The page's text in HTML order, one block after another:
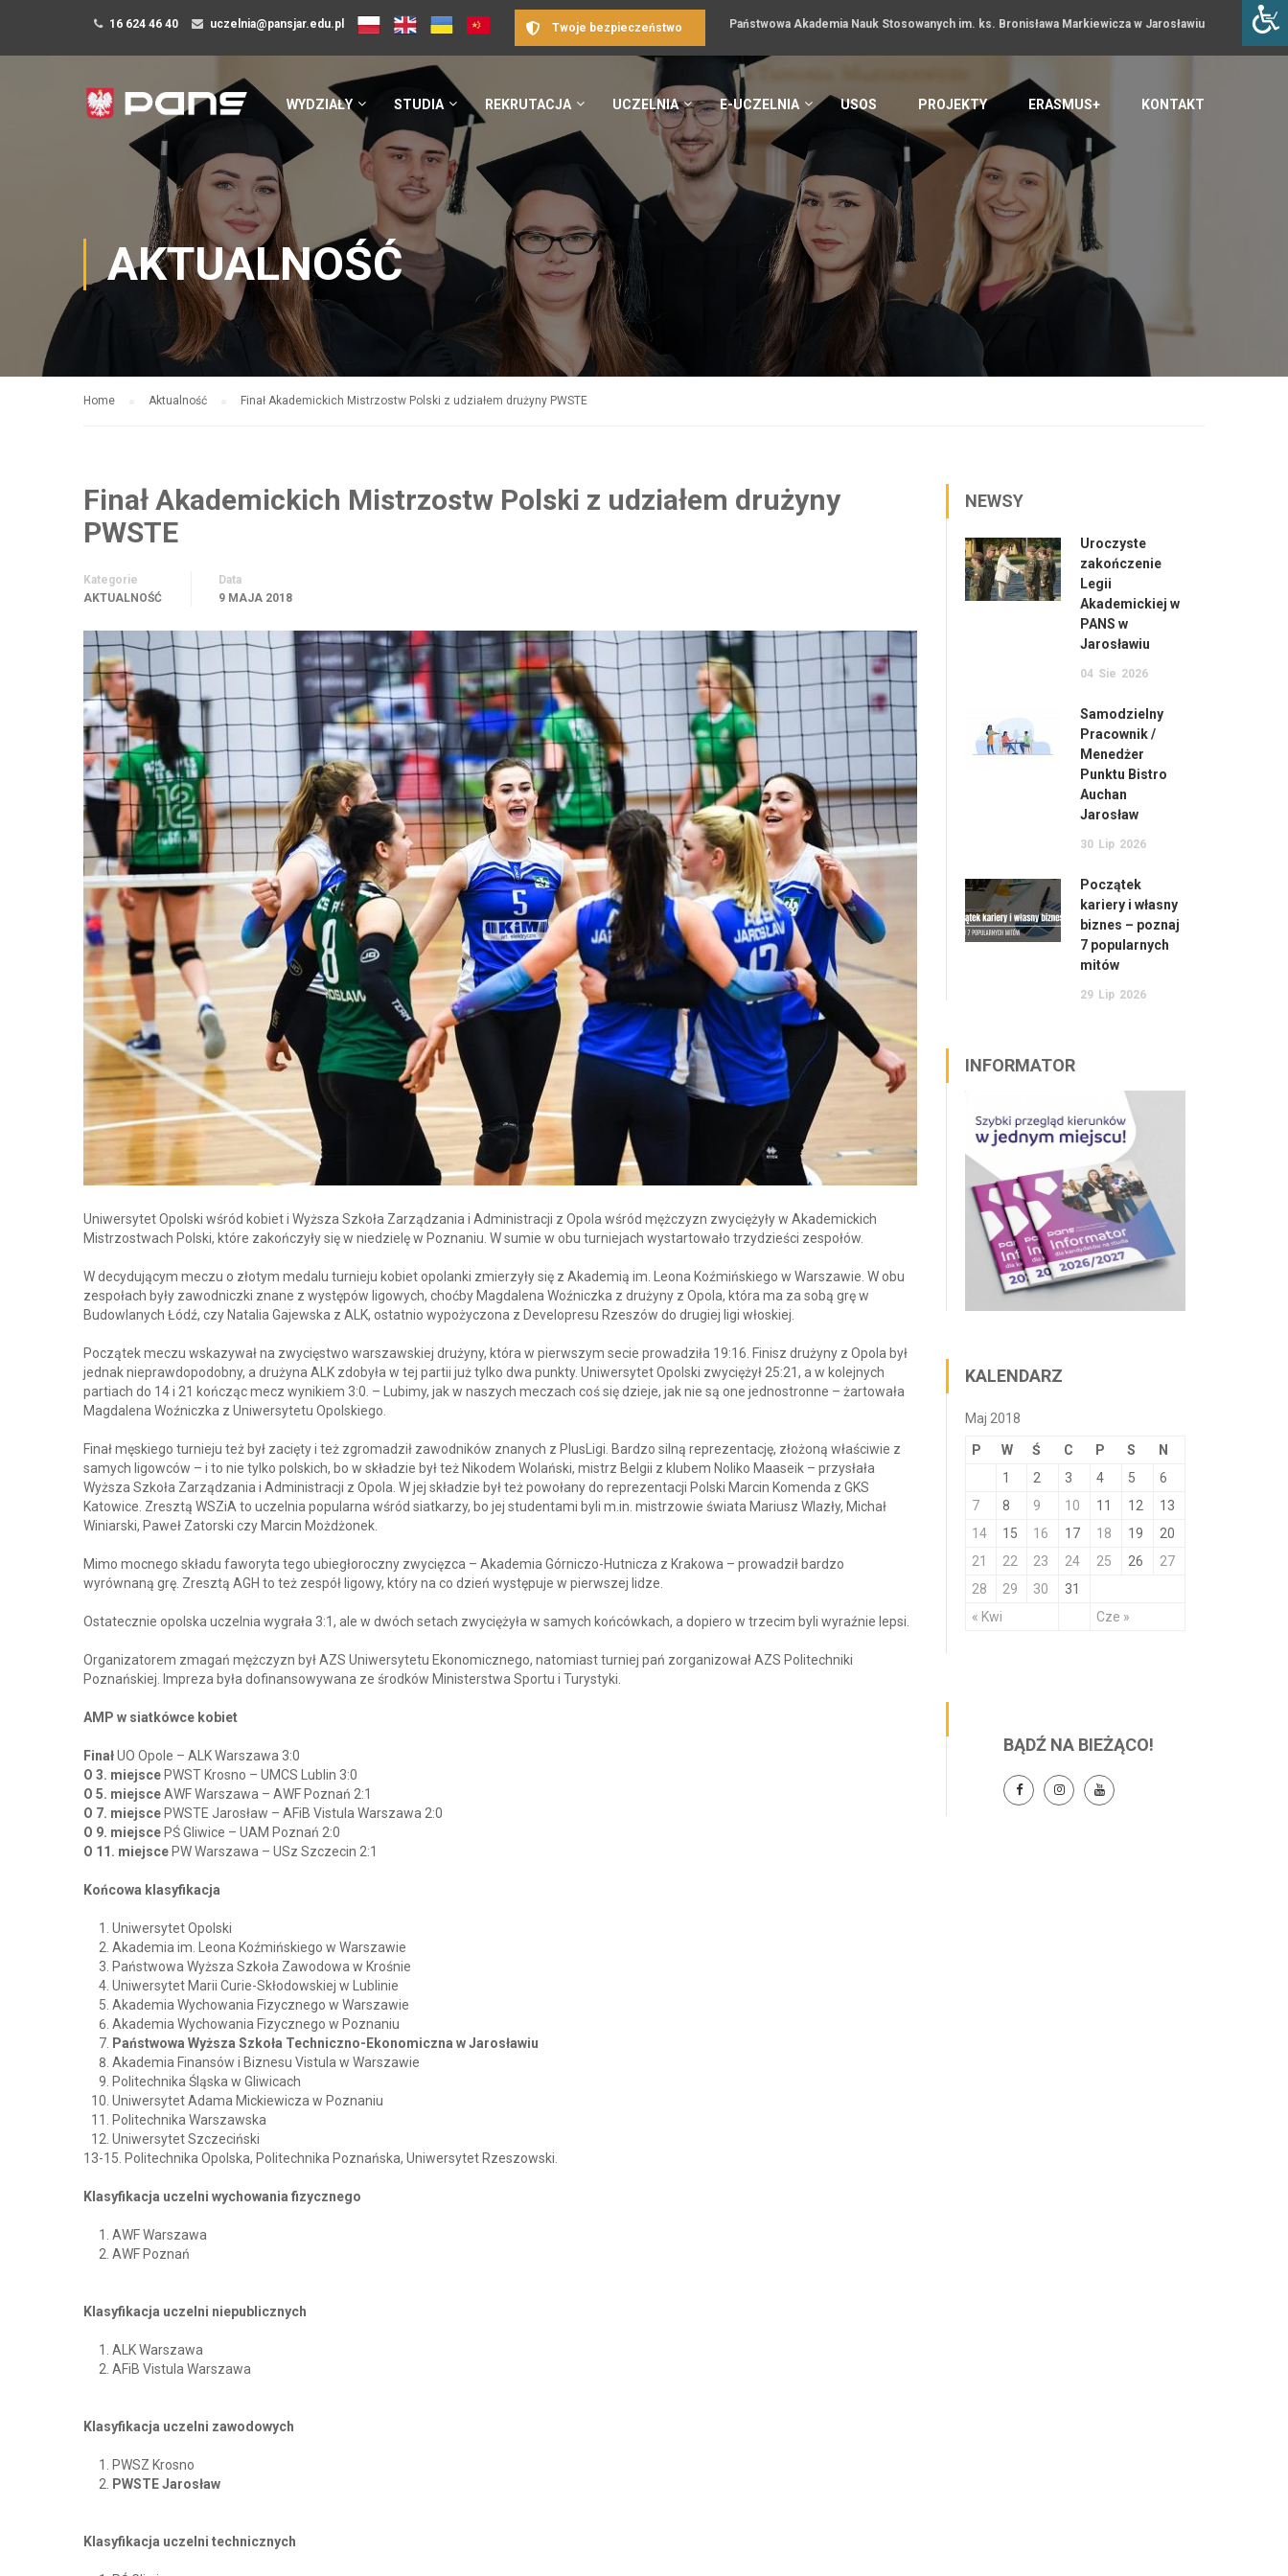
16 624 46 40 uczelnia@pansjar.edu.pl Państwowa Akademia Nauk Stosowanych im. ks. Bronisława Markiewicza w Jarosławiu
Twoje bezpieczeństwo
WYDZIAŁY STUDIA REKRUTACJA UCZELNIA E-UCZELNIA USOS PROJEKTY ERASMUS+ KONTAKT
AKTUALNOŚĆ
Home Aktualność Finał Akademickich Mistrzostw Polski z udziałem drużyny PWSTE
Finał Akademickich Mistrzostw Polski z udziałem drużyny
PWSTE
Kategorie
AKTUALNOŚĆ
Data
9 MAJA 2018
Uniwersytet Opolski wśród kobiet i Wyższa Szkoła Zarządzania i Administracji z Opola wśród mężczyzn zwyciężyły w Akademickich
Mistrzostwach Polski, które zakończyły się w niedzielę w Poznaniu. W sumie w obu turniejach wystartowało trzydzieści zespołów.
W decydującym meczu o złotym medalu turnieju kobiet opolanki zmierzyły się z Akademią im. Leona Koźmińskiego w Warszawie. W obu
zespołach były zawodniczki znane z występów ligowych, choćby Magdalena Woźniczka z drużyny z Opola, która ma za sobą grę w
Budowlanych Łódź, czy Natalia Gajewska z ALK, ostatnio wypożyczona z Developresu Rzeszów do drugiej ligi włoskiej.
Początek meczu wskazywał na zwycięstwo warszawskiej drużyny, która w pierwszym secie prowadziła 19:16. Finisz drużyny z Opola był
jednak nieprawdopodobny, a drużyna ALK zdobyła w tej partii już tylko dwa punkty. Uniwersytet Opolski zwyciężył 25:21, a w kolejnych
partiach do 14 i 21 kończąc mecz wynikiem 3:0. – Lubimy, jak w naszych meczach coś się dzieje, jak nie są one jednostronne – żartowała
Magdalena Woźniczka z Uniwersytetu Opolskiego.
Finał męskiego turnieju też był zacięty i też zgromadził zawodników znanych z PlusLigi. Bardzo silną reprezentację, złożoną właściwie z
samych ligowców – i to nie tylko polskich, bo w składzie był też Nikodem Wolański, mistrz Belgii z klubem Noliko Maaseik – przysłała
Wyższa Szkoła Zarządzania i Administracji z Opola. W jej składzie był też powołany do reprezentacji Polski Marcin Komenda z GKS
Katowice. Zresztą WSZiA to uczelnia popularna wśród siatkarzy, bo jej studentami byli m.in. mistrzowie świata Mariusz Wlazły, Michał
Winiarski, Paweł Zatorski czy Marcin Możdżonek.
Mimo mocnego składu faworyta tego ubiegłoroczny zwycięzca – Akademia Górniczo-Hutnicza z Krakowa – prowadził bardzo
wyrównaną grę. Zresztą AGH to też zespół ligowy, który na co dzień występuje w pierwszej lidze.
Ostatecznie opolska uczelnia wygrała 3:1, ale w dwóch setach zwyciężyła w samych końcówkach, a dopiero w trzecim byli wyraźnie lepsi.
Organizatorem zmagań mężczyzn był AZS Uniwersytetu Ekonomicznego, natomiast turniej pań zorganizował AZS Politechniki
Poznańskiej. Impreza była dofinansowywana ze środków Ministerstwa Sportu i Turystyki.
AMP w siatkówce kobiet
FinałUO Opole – ALK Warszawa 3:0
O 3. miejsce PWST Krosno – UMCS Lublin 3:0
O 5. miejsceAWF Warszawa – AWF Poznań 2:1
O 7. miejsce PWSTE Jarosław – AFiB Vistula Warszawa 2:0
O 9. miejsce PŚ Gliwice – UAM Poznań 2:0
O 11. miejsce PW Warszawa – USz Szczecin 2:1
Końcowa klasyfikacja
Uniwersytet Opolski
Akademia im. Leona Koźmińskiego w Warszawie
Państwowa Wyższa Szkoła Zawodowa w Krośnie
Uniwersytet Marii Curie-Skłodowskiej w Lublinie
Akademia Wychowania Fizycznego w Warszawie
Akademia Wychowania Fizycznego w Poznaniu
Państwowa Wyższa Szkoła Techniczno-Ekonomiczna w Jarosławiu
Akademia Finansów i Biznesu Vistula w Warszawie
Politechnika Śląska w Gliwicach
Uniwersytet Adama Mickiewicza w Poznaniu
Politechnika Warszawska
Uniwersytet Szczeciński
13-15. Politechnika Opolska, Politechnika Poznańska, Uniwersytet Rzeszowski.
Klasyfikacja uczelni wychowania fizycznego
AWF Warszawa
AWF Poznań
Klasyfikacja uczelni niepublicznych
ALK Warszawa
AFiB Vistula Warszawa
Klasyfikacja uczelni zawodowych
PWSZ Krosno
PWSTE Jarosław
Klasyfikacja uczelni technicznych
NEWSY
Uroczyste
zakończenie
Legii
Akademickiej w
PANS w
Jarosławiu
04 Sie 2026
Samodzielny
Pracownik /
Menedżer
Punktu Bistro
Auchan
Jarosław
30 Lip 2026
Początek
kariery i własny
biznes – poznaj
7 popularnych
mitów
29 Lip 2026
INFORMATOR
KALENDARZ
Maj 2018
P W Ś C P S N
« Kwi Cze »
1 2 3 4 5
6
7
8 9 10 11 12
13
14
15 16 17 18 19
20
21
22 23 24 25 26
27
28
29 30 31
BĄDŹ NA BIEŻĄCO!